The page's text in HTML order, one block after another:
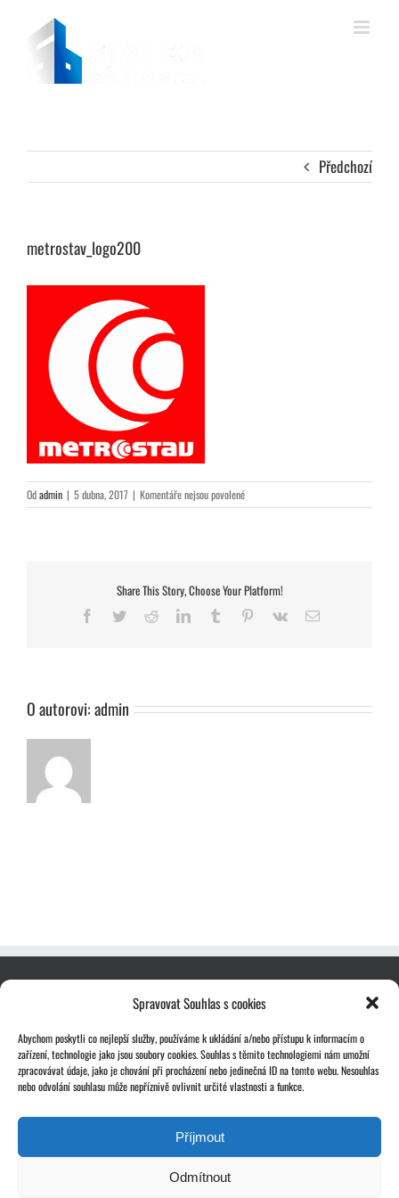
Spravovat Souhlas s cookies
Abychom poskytli co nejlepší služby, používáme k ukládání a/nebo přístupu k informacím o
zařízení, technologie jako jsou soubory cookies. Souhlas s těmito technologiemi nám umožní
zpracovávat údaje, jako je chování při procházení nebo jedinečná ID na tomto webu. Nesouhlas
nebo odvolání souhlasu může nepříznivě ovlivnit určité vlastnosti a funkce.
Příjmout
Odmítnout
Předchozí
metrostav_logo200
Odadmin | 5 dubna, 2017 | Komentáře nejsou povolenéu
textu
Share This Story, Choose Your Platform!
Facebook
TwitterRedditLinkedInTumblr Pinterest
Vk
E-
O autorovi:admin